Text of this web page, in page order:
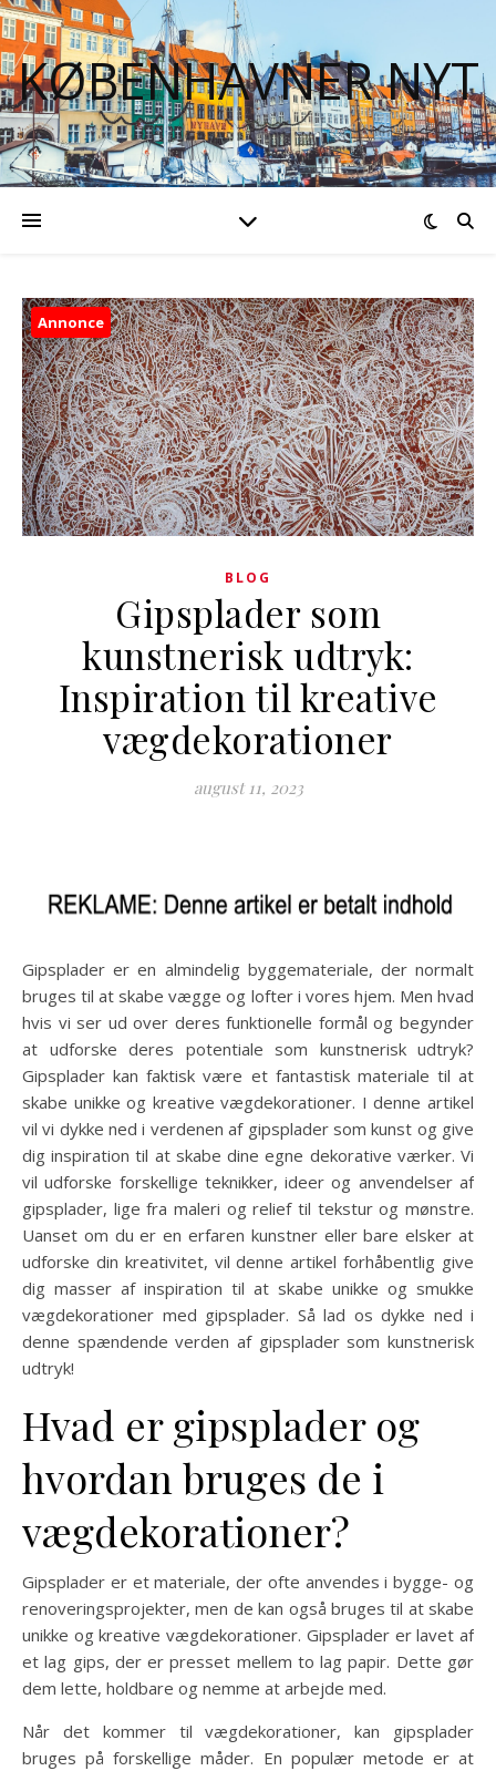
KØBENHAVNER NYT
Annonce
BLOG
Gipsplader som
kunstnerisk udtryk:
Inspiration til kreative
vægdekorationer
august 11, 2023
Gipsplader er en almindelig byggemateriale, der normalt
bruges til at skabe vægge og lofter i vores hjem. Men hvad
hvis vi ser ud over deres funktionelle formål og begynder
at udforske deres potentiale som kunstnerisk udtryk?
Gipsplader kan faktisk være et fantastisk materiale til at
skabe unikke og kreative vægdekorationer. I denne artikel
vil vi dykke ned i verdenen af gipsplader som kunst og give
dig inspiration til at skabe dine egne dekorative værker. Vi
vil udforske forskellige teknikker, ideer og anvendelser af
gipsplader, lige fra maleri og relief til tekstur og mønstre.
Uanset om du er en erfaren kunstner eller bare elsker at
udforske din kreativitet, vil denne artikel forhåbentlig give
dig masser af inspiration til at skabe unikke og smukke
vægdekorationer med gipsplader. Så lad os dykke ned i
denne spændende verden af gipsplader som kunstnerisk
udtryk!
Hvad er gipsplader og
hvordan bruges de i
vægdekorationer?
Gipsplader er et materiale, der ofte anvendes i bygge- og
renoveringsprojekter, men de kan også bruges til at skabe
unikke og kreative vægdekorationer. Gipsplader er lavet af
et lag gips, der er presset mellem to lag papir. Dette gør
dem lette, holdbare og nemme at arbejde med.
Når det kommer til vægdekorationer, kan gipsplader
bruges på forskellige måder. En populær metode er at